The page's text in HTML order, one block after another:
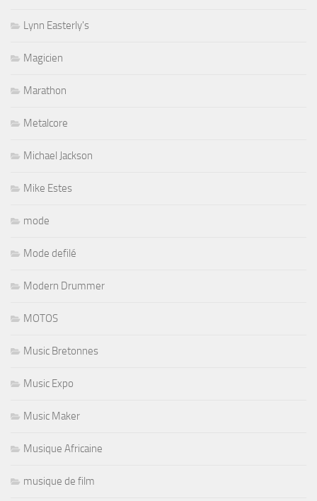
Lynn Easterly's
Magicien
Marathon
Metalcore
Michael Jackson
Mike Estes
mode
Mode defilé
Modern Drummer
MOTOS
Music Bretonnes
Music Expo
Music Maker
Musique Africaine
musique de film